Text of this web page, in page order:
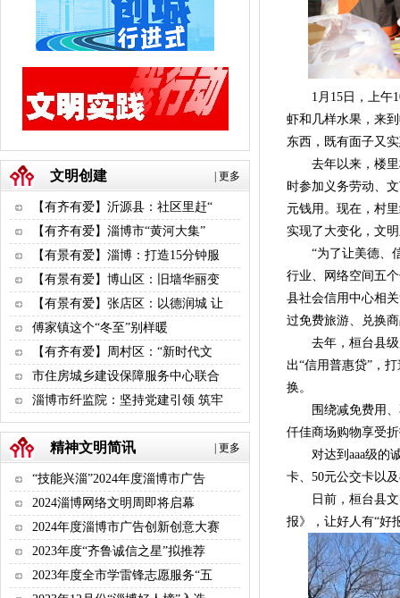
更多
文明创建
【有齐有爱】沂源县：社区里赶“
【有齐有爱】淄博市“黄河大集”
【有景有爱】淄博：打造15分钟服
【有景有爱】博山区：旧墙华丽变
【有景有爱】张店区：以德润城 让
傅家镇这个“冬至”别样暖
【有齐有爱】周村区：“新时代文
市住房城乡建设保障服务中心联合
淄博市纤监院：坚持党建引领 筑牢
更多
精神文明简讯
“技能兴淄”2024年度淄博市广告
2024淄博网络文明周即将启幕
2024年度淄博市广告创新创意大赛
2023年度“齐鲁诚信之星”拟推荐
2023年度全市学雷锋志愿服务“五
1月15日，上午10
虾和几样水果，来
东西，既有面子又
去年以来，楼里
时参加义务劳动、
元钱用。现在，村
实现了大变化，文
“为了让美德、信
行业、网络空间五
县社会信用中心相
过免费旅游、兑换
去年，桓台县级
出“信用普惠贷”，
换。
围绕减免费用、享
仟佳商场购物享受
对达到aaa级的诚
卡、50元公交卡以
日前，桓台县文
报》，让好人有“好